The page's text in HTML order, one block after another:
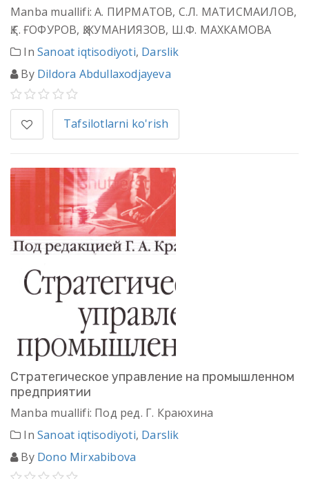
Manba muallifi: А. ПИРМАТОВ, С.Л. МАТИСМАИЛОВ,
Қ.Ғ. ҒОФУРОВ, Қ.ЖУМАНИЯЗОВ, Ш.Ф. МАХКАМОВА
InSanoat iqtisodiyoti, Darslik
By Dildora Abdullaxodjayeva
Tafsilotlarni ko'rish
Стратегическое управление на промышленном
предприятии
Manba muallifi: Под ред. Г. Краюхина
InSanoat iqtisodiyoti, Darslik
By Dono Mirxabibova